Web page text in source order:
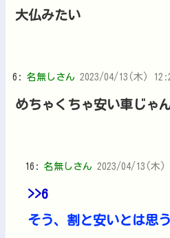
大仏みたい
6: 名無しさん 2023/04/13(木)
めちゃくちゃ安い車じゃ
16: 名無しさん 2023/04/13(木)
>>6
そう、割と安いとは思